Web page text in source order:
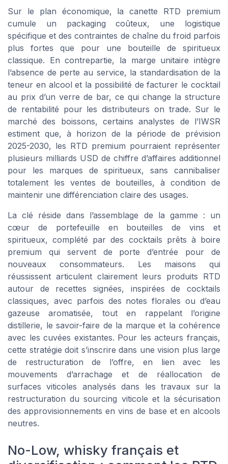
Sur le plan économique, la canette RTD premium
cumule un packaging coûteux, une logistique
spécifique et des contraintes de chaîne du froid parfois
plus fortes que pour une bouteille de spiritueux
classique. En contrepartie, la marge unitaire intègre
l’absence de perte au service, la standardisation de la
teneur en alcool et la possibilité de facturer le cocktail
au prix d’un verre de bar, ce qui change la structure
de rentabilité pour les distributeurs on trade. Sur le
marché des boissons, certains analystes de l’IWSR
estiment que, à horizon de la période de prévision
2025-2030, les RTD premium pourraient représenter
plusieurs milliards USD de chiffre d’affaires additionnel
pour les marques de spiritueux, sans cannibaliser
totalement les ventes de bouteilles, à condition de
maintenir une différenciation claire des usages.
La clé réside dans l’assemblage de la gamme : un
cœur de portefeuille en bouteilles de vins et
spiritueux, complété par des cocktails prêts à boire
premium qui servent de porte d’entrée pour de
nouveaux consommateurs. Les maisons qui
réussissent articulent clairement leurs produits RTD
autour de recettes signées, inspirées de cocktails
classiques, avec parfois des notes florales ou d’eau
gazeuse aromatisée, tout en rappelant l’origine
distillerie, le savoir-faire de la marque et la cohérence
avec les cuvées existantes. Pour les acteurs français,
cette stratégie doit s’inscrire dans une vision plus large
de restructuration de l’offre, en lien avec les
mouvements d’arrachage et de réallocation de
surfaces viticoles analysés dans les travaux sur la
restructuration du sourcing viticole et la sécurisation
des approvisionnements en vins de base et en alcools
neutres.
No-Low, whisky français et